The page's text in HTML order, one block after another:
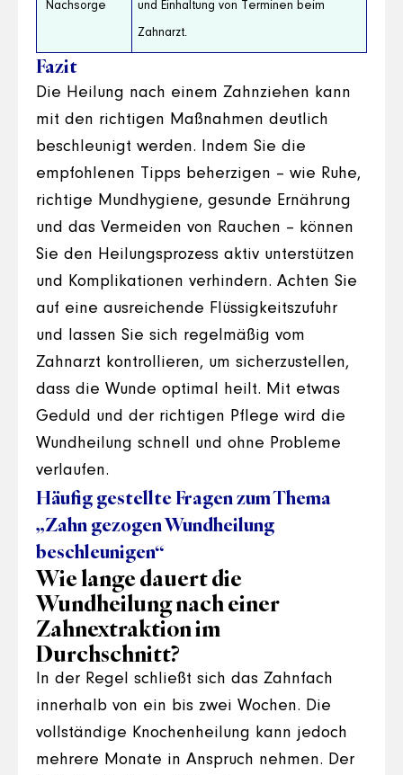
Nachsorge und Einhaltung von Terminen beim
Zahnarzt.
Fazit
Die Heilung nach einem Zahnziehen kann
mit den richtigen Maßnahmen deutlich
beschleunigt werden. Indem Sie die
empfohlenen Tipps beherzigen – wie Ruhe,
richtige Mundhygiene, gesunde Ernährung
und das Vermeiden von Rauchen – können
Sie den Heilungsprozess aktiv unterstützen
und Komplikationen verhindern. Achten Sie
auf eine ausreichende Flüssigkeitszufuhr
und lassen Sie sich regelmäßig vom
Zahnarzt kontrollieren, um sicherzustellen,
dass die Wunde optimal heilt. Mit etwas
Geduld und der richtigen Pflege wird die
Wundheilung schnell und ohne Probleme
verlaufen.
Häufig gestellte Fragen zum Thema
„Zahn gezogen Wundheilung
beschleunigen“
Wie lange dauert die
Wundheilung nach einer
Zahnextraktion im
Durchschnitt?
In der Regel schließt sich das Zahnfach
innerhalb von ein bis zwei Wochen. Die
vollständige Knochenheilung kann jedoch
mehrere Monate in Anspruch nehmen. Der